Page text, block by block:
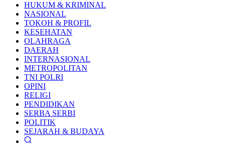
HUKUM & KRIMINAL
NASIONAL
TOKOH & PROFIL
KESEHATAN
OLAHRAGA
DAERAH
INTERNASIONAL
METROPOLITAN
TNI POLRI
OPINI
RELIGI
PENDIDIKAN
SERBA SERBI
POLITIK
SEJARAH & BUDAYA